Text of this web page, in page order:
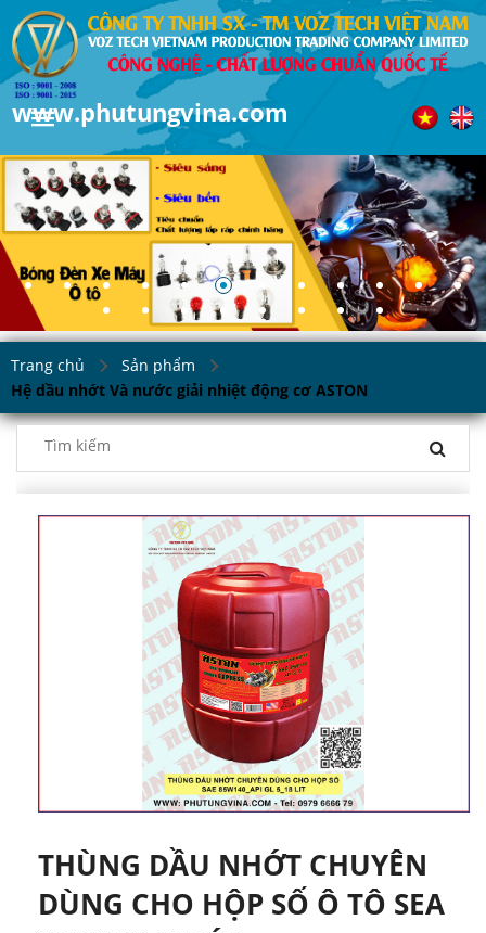
www.phutungvina.com
Trang chủ
Sản phẩm
Hệ dầu nhớt Và nước giải nhiệt động cơ ASTON
THÙNG DẦU NHỚT CHUYÊN
DÙNG CHO HỘP SỐ Ô TÔ SEA